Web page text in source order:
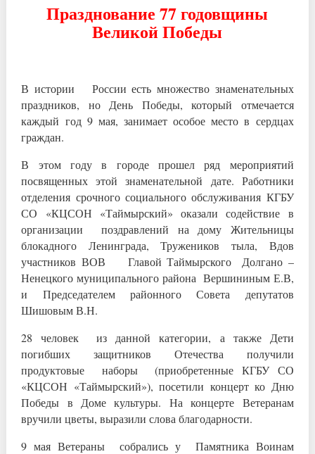
Празднование 77 годовщины
Великой Победы
В истории России есть множество знаменательных
праздников, но День Победы, который отмечается
каждый год 9 мая, занимает особое место в сердцах
граждан.
В этом году в городе прошел ряд мероприятий
посвященных этой знаменательной дате. Работники
отделения срочного социального обслуживания КГБУ
СО «КЦСОН «Таймырский» оказали содействие в
организации поздравлений на дому Жительницы
блокадного Ленинграда, Тружеников тыла, Вдов
участников ВОВ Главой Таймырского Долгано –
Ненецкого муниципального района Вершининым Е.В,
и Председателем районного Совета депутатов
Шишовым В.Н.
28 человек из данной категории, а также Дети
погибших защитников Отечества получили
продуктовые наборы (приобретенные КГБУ СО
«КЦСОН «Таймырский»), посетили концерт ко Дню
Победы в Доме культуры. На концерте Ветеранам
вручили цветы, выразили слова благодарности.
9 мая Ветераны собрались у Памятника Воинам